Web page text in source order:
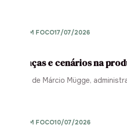
AGRO EM FOCO17/07/2026
Mudanças e cenários na
Opinião de Márcio Mügge,
AGRO EM FOCO10/07/2026